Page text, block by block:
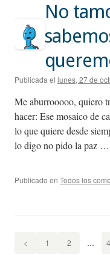
No
Publicada el lunes, 27 de
Me aburrooooo, quiero
hacer: Ese mosaico de
lo que quiere desde
lo digo no pido la paz …
Publicado en Todos los
< 1 2 …